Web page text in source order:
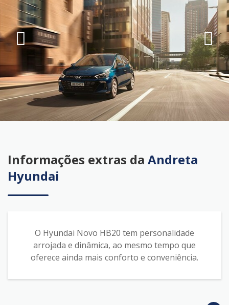
Informações extras da Andreta
Hyundai
O Hyundai Novo HB20 tem personalidade
arrojada e dinâmica, ao mesmo tempo que
oferece ainda mais conforto e conveniência.